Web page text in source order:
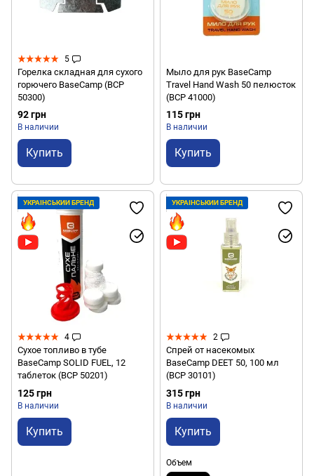
5
Горелка складная для сухого
горючего BaseCamp (BCP
50300)
92 грн
В наличии
Купить
Мыло для рук BaseCamp
Travel Hand Wash 50 пелюсток
(BCP 41000)
115 грн
В наличии
Купить
УКРАЇНСЬКИЙ БРЕНД
4
Сухое топливо в тубе
BaseCamp SOLID FUEL, 12
таблеток (BCP 50201)
125 грн
В наличии
Купить
УКРАЇНСЬКИЙ БРЕНД
2
Спрей от насекомых
BaseCamp DEET 50, 100 мл
(BCP 30101)
315 грн
В наличии
Купить
Объем